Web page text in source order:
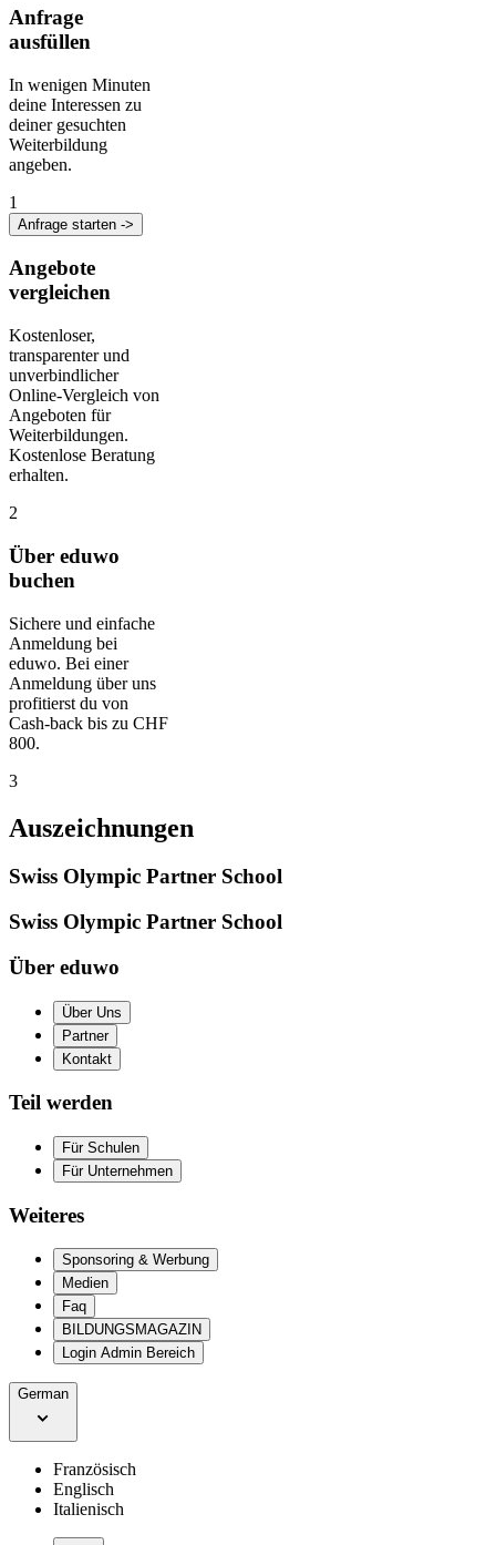
Anfrage
ausfüllen
In wenigen Minuten
deine Interessen zu
deiner gesuchten
Weiterbildung
angeben.
1
Anfrage starten ->
Angebote
vergleichen
Kostenloser,
transparenter und
unverbindlicher
Online-Vergleich von
Angeboten für
Weiterbildungen.
Kostenlose Beratung
erhalten.
2
Über eduwo
buchen
Sichere und einfache
Anmeldung bei
eduwo. Bei einer
Anmeldung über uns
profitierst du von
Cash-back bis zu CHF
800.
3
Auszeichnungen
Swiss Olympic Partner School
Swiss Olympic Partner School
Über eduwo
Über Uns
Partner
Kontakt
Teil werden
Für Schulen
Für Unternehmen
Weiteres
Sponsoring & Werbung
Medien
Faq
BILDUNGSMAGAZIN
Login Admin Bereich
German
Französisch
Englisch
Italienisch